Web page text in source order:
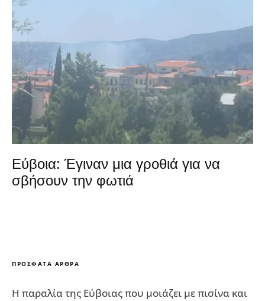
Εύβοια: Έγιναν μια γροθιά για να
σβήσουν την φωτιά
ΠΡΌΣΦΑΤΑ ΆΡΘΡΑ
Η παραλία της Εύβοιας που μοιάζει με πισίνα και